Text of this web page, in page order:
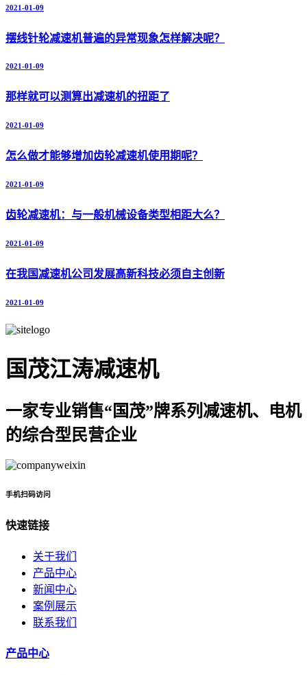
2021-01-09
摆线针轮减速机普遍的异常现象怎样解决呢？
2021-01-09
那样就可以测算出减速机的扭距了
2021-01-09
怎么做才能够增加齿轮减速机使用期呢？
2021-01-09
齿轮减速机：与一般机械设备类型相距大么？
2021-01-09
在我国减速机公司发展高新科技必须自主创新
2021-01-09
国茂江涛减速机
一家专业销售“国茂”牌系列减速机、电机
的综合型民营企业
手机扫码访问
快速链接
关于我们
产品中心
新闻中心
案例展示
联系我们
产品中心